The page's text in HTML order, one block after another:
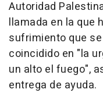
Autoridad
llamada en la que
sufrimiento que
coincidido en "la
un alto el fuego",
entrega de ayuda.